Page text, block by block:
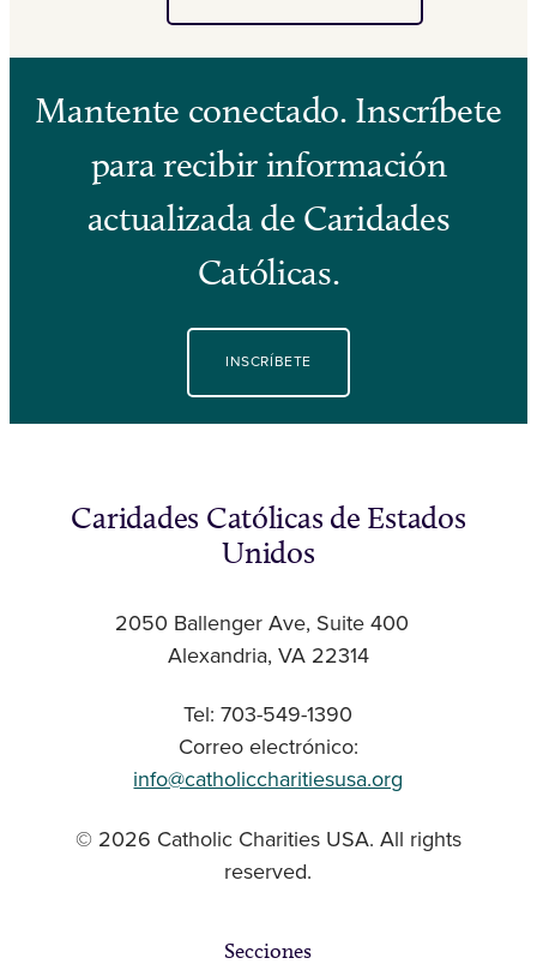
Mantente conectado. Inscríbete
para recibir información
actualizada de Caridades
Católicas.
INSCRÍBETE
Caridades Católicas de Estados
Unidos
2050 Ballenger Ave, Suite 400
Alexandria, VA 22314
Tel: 703-549-1390
Correo electrónico:
info@catholiccharitiesusa.org
© 2026 Catholic Charities USA. All rights
reserved.
Secciones